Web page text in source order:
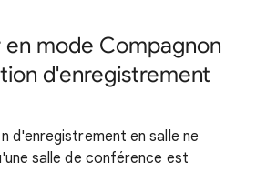
mode Compagnon
d'enregistrement
d'enregistrement en salle ne
salle de conférence est